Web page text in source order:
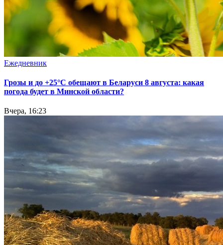
Ежедневник
Грозы и до +25°С обещают в Беларуси 8 августа: какая
погода будет в Минской области?
Вчера, 16:23